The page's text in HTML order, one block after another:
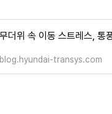
blog.hyundai-transys.com